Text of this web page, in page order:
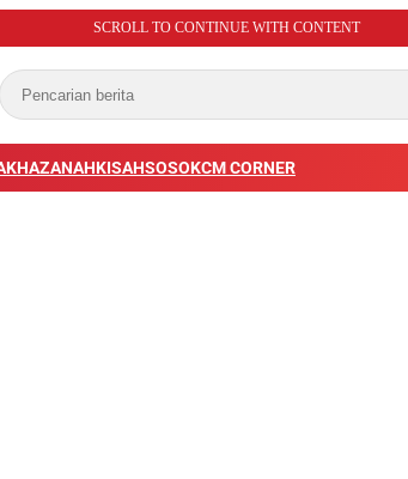
SCROLL TO CONTINUE WITH CONTENT
KHAZANAHKISAHSOSOKCM CORNER